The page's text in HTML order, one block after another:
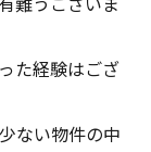
た経験はござ
ない物件の中